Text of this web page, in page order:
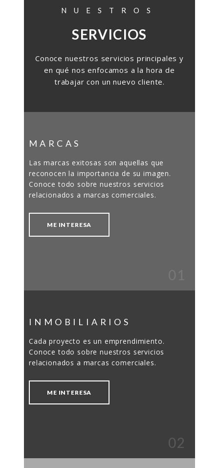
NUESTROS
SERVICIOS
Conoce nuestros servicios principales y
en qué nos enfocamos a la hora de
trabajar con un nuevo cliente.
MARCAS
Las marcas exitosas son aquellas que
reconocen la importancia de su imagen.
Conoce todo sobre nuestros servicios
relacionados a marcas comerciales.
ME INTERESA
INMOBILIARIOS
Cada proyecto es un emprendimiento.
Conoce todo sobre nuestros servicios
relacionados a marcas comerciales.
ME INTERESA
02